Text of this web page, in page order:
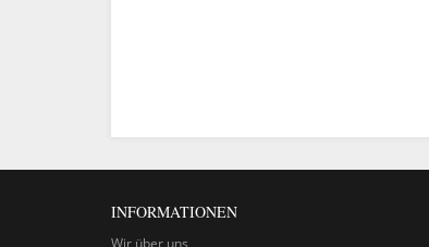
INFORMATIONEN
Wir über uns